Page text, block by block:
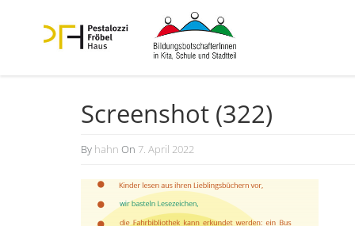
Screenshot (322)
By hahn On 7. April 2022